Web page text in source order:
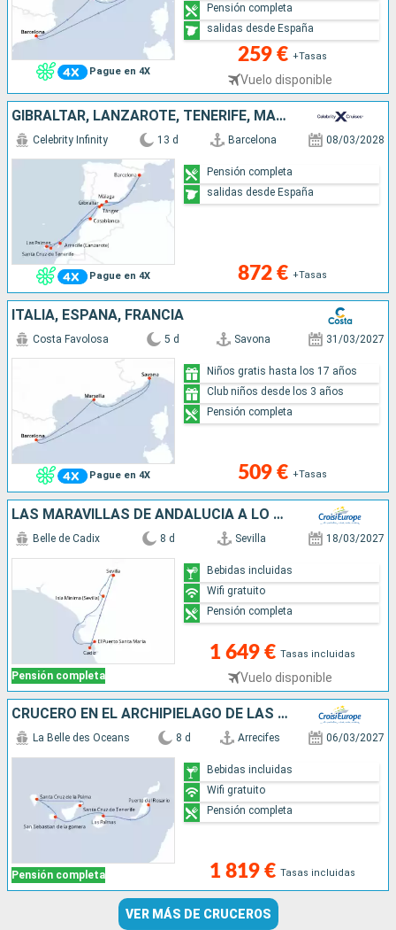
Pague en 4X
259 € +Tasas
Vuelo disponible
Pensión completa
salidas desde España
GIBRALTAR, LANZAROTE, TENERIFE, MALLORCA, MARRUECOS, ESPAÑA
Pague en 4X
Celebrity Infinity 13 d Barcelona 08/03/2028
872 € +Tasas
Pensión completa
salidas desde España
ITALIA, ESPAÑA, FRANCIA
Pague en 4X
Costa Favolosa 5 d Savona 31/03/2027
509 € +Tasas
Niños gratis hasta los 17 años
Club niños desde los 3 años
Pensión completa
LAS MARAVILLAS DE ANDALUCÍA A LO LARGO DEL GUADALQUIVIR SEVILLA, CÓRDOBA Y CÁDIZ: LOS IMPRESCINDIBLES EN TODO INCLUIDO (FORMULA PUERTO/PUERTO)
Pensión completa
Belle de Cadix 8 d Sevilla 18/03/2027
1 649 € Tasas incluidas
Vuelo disponible
Bebidas incluidas
Wifi gratuito
Pensión completa
CRUCERO EN EL ARCHIPIÉLAGO DE LAS CANARIAS, EL DULZOR DE UNA ETERNA PRIMAVERA (PUERTO-PUERTO)
Pensión completa
La Belle des Oceans 8 d Arrecifes 06/03/2027
1 819 € Tasas incluidas
Bebidas incluidas
Wifi gratuito
Pensión completa
VER MÁS DE CRUCEROS